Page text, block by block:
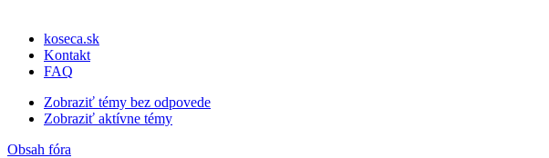
koseca.sk
Kontakt
FAQ
Zobraziť témy bez odpovede
Zobraziť aktívne témy
Obsah fóra